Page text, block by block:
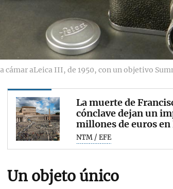
cámar aLeica III, de 1950, con un objetivo
La muerte de
cónclave dejan un
millones de euros en
NTM / EFE
Un objeto único